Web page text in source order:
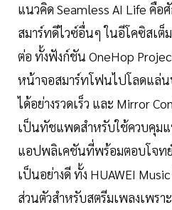
แนวคิด Seamless AI Life คือ
สมาร์ทดีไวซ์อื่นๆ ในอีโคซิสเต็ม
ต่อ ทั้งฟังก์ชัน OneHop
หน้าจอสมาร์ทโฟนไปโลดแล่
ได้อย่างรวดเร็ว และ Mirror
เป็นทัชแพดสำหรับใช้ควบคุม
แอปพลิเคชันที่พร้อมตอบโจท
เป็นอย่างดี ทั้ง HUAWEI
ส่วนตัวสำหรับสตรีมเพลงเพร